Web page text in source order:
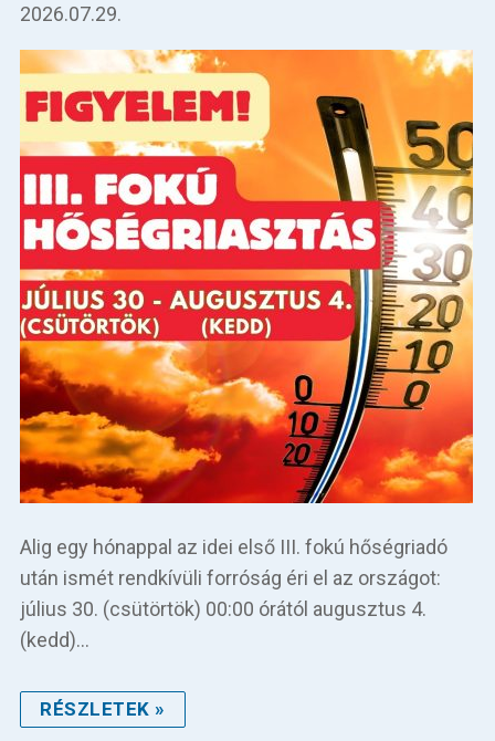
2026.07.29.
Alig egy hónappal az idei első III. fokú hőségriadó
után ismét rendkívüli forróság éri el az országot:
július 30. (csütörtök) 00:00 órától augusztus 4.
(kedd)…
RÉSZLETEK »